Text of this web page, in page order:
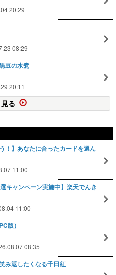
20:29
08:29
豆の水煮
20:11
る
！】あなたに合ったカードを選ん
11:00
キャンペーン実施中】楽天でんき
11:00
版）
08:35
み返したくなる千日紅